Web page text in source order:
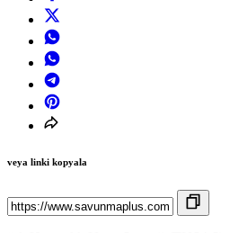
veya linki kopyala